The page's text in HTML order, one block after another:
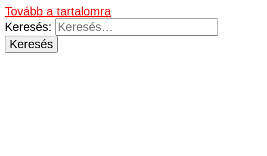
Tovább a tartalomra
Keresés: